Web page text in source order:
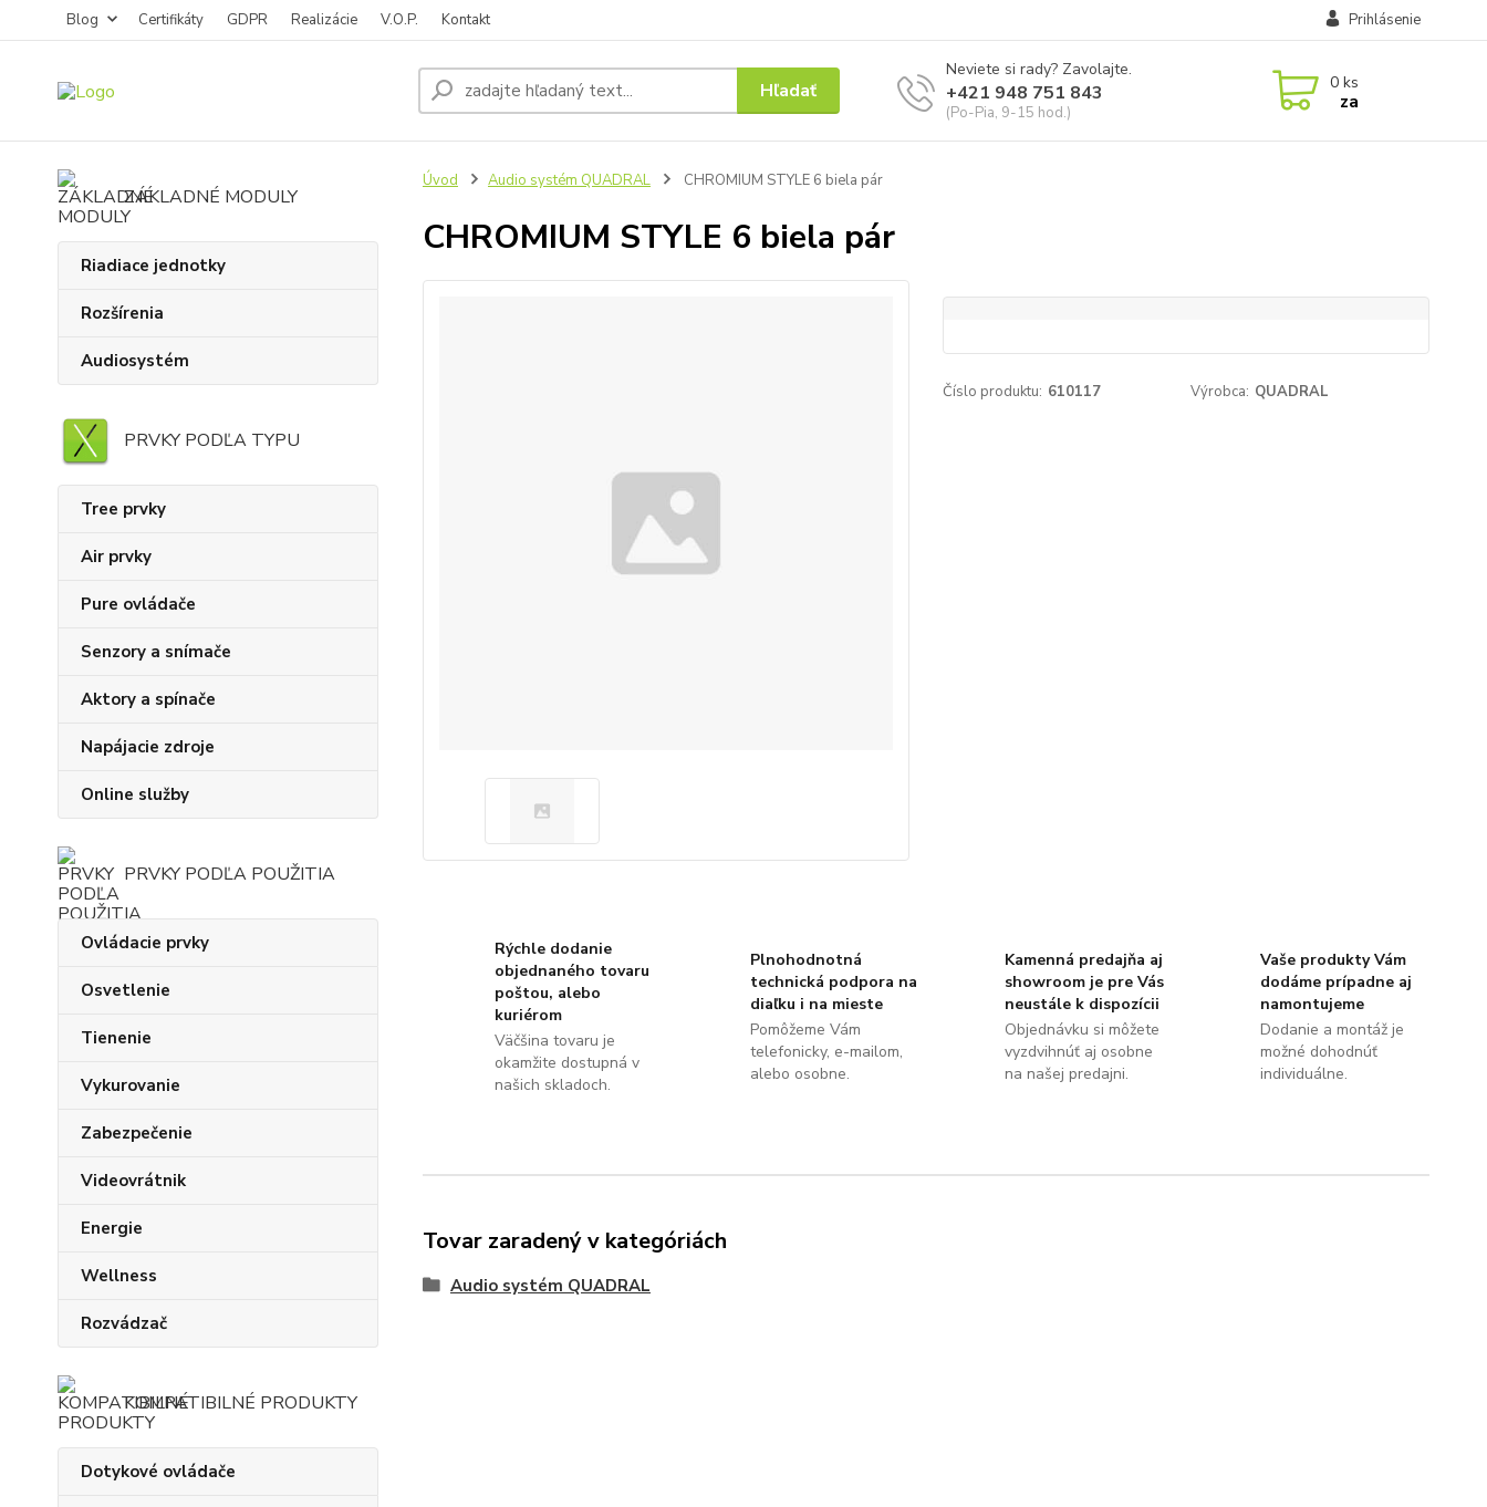
Blog Certifikáty GDPR Realizácie V.O.P. Kontakt Prihlásenie
Hľadať
Neviete si rady? Zavolajte.
+421 948 751 843
(Po-Pia, 9-15 hod.)
0 ks
za
ZÁKLADNÉ MODULY
Riadiace jednotky
Rozšírenia
Audiosystém
PRVKY PODĽA TYPU
Tree prvky
Air prvky
Pure ovládače
Senzory a snímače
Aktory a spínače
Napájacie zdroje
Online služby
PRVKY PODĽA POUŽITIA
Ovládacie prvky
Osvetlenie
Tienenie
Vykurovanie
Zabezpečenie
Videovrátnik
Energie
Wellness
Rozvádzač
KOMPATIBILNÉ PRODUKTY
Dotykové ovládače
Úvod Audio systém QUADRAL CHROMIUM STYLE 6 biela pár
CHROMIUM STYLE 6 biela pár
Číslo produktu: 610117 Výrobca: QUADRAL
Rýchle dodanie
objednaného tovaru
poštou, alebo
kuriérom
Väčšina tovaru je
okamžite dostupná v
našich skladoch.
Plnohodnotná
technická podpora na
diaľku i na mieste
Pomôžeme Vám
telefonicky, e-mailom,
alebo osobne.
Kamenná predajňa aj
showroom je pre Vás
neustále k dispozícii
Objednávku si môžete
vyzdvihnúť aj osobne
na našej predajni.
Vaše produkty Vám
dodáme prípadne aj
namontujeme
Dodanie a montáž je
možné dohodnúť
individuálne.
Tovar zaradený v kategóriách
Audio systém QUADRAL